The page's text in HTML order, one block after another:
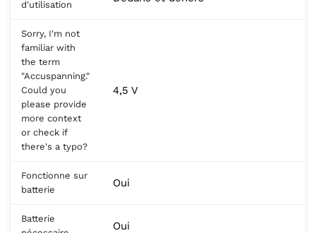
d'utilisation
Sorry, I'm not
familiar with
the term
"Accuspanning."
Could you
please provide
more context
or check if
there's a typo?
4,5 V
Fonctionne sur
batterie
Oui
Batterie
Oui